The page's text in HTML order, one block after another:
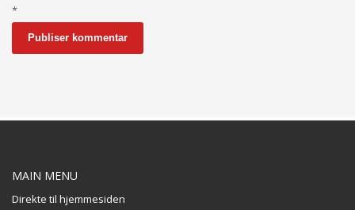
*
MAIN MENU
Direkte til hjemmesiden